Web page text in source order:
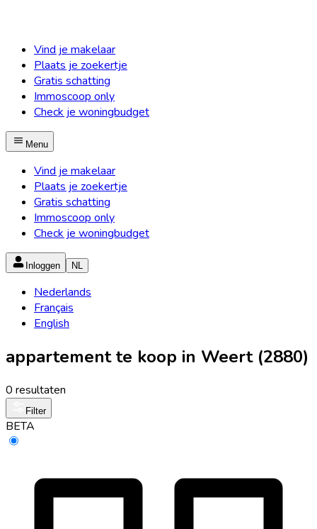
Vind je makelaar
Plaats je zoekertje
Gratis schatting
Immoscoop only
Check je woningbudget
Menu
Vind je makelaar
Plaats je zoekertje
Gratis schatting
Immoscoop only
Check je woningbudget
Inloggen NL
Nederlands
Français
English
appartement te koop in Weert (2880)
0 resultaten
Filter
BETA